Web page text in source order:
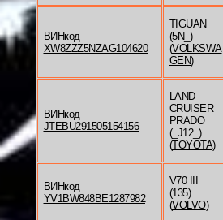
ВИНкод
XW8ZZZ5NZAG104620
TIGUAN
(5N_)
(VOLKSWA
GEN)
ВИНкод
JTEBU291505154156
LAND
CRUISER
PRADO
(_J12_)
(TOYOTA)
ВИНкод
YV1BW848BE1287982
V70 III
(135)
(VOLVO)